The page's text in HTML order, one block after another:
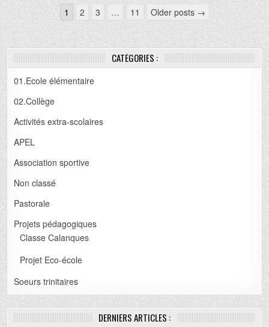
Navigation
des
articles
1 2 3 … 11 Older posts →
CATÉGORIES :
01.Ecole élémentaire
02.Collège
Activités extra-scolaires
APEL
Association sportive
Non classé
Pastorale
Projets pédagogiques
Classe Calanques
Projet Eco-école
Soeurs trinitaires
DERNIERS ARTICLES :